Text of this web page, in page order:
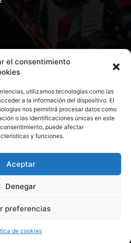
el consentimiento
utilizamos tecnologías como las
a la información del dispositivo. El
nos permitirá procesar datos como
o las identificaciones únicas en este
puede afectar
y funciones.
Aceptar
Denegar
preferencias
de cookies
reservados. Culturamanía